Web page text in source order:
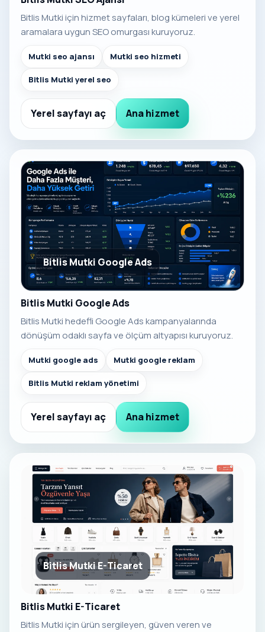
Bitlis Mutki için hizmet sayfaları, blog kümeleri ve yerel
aramalara uygun SEO omurgası kuruyoruz.
Mutki seo ajansı Mutki seo hizmeti
Bitlis Mutki yerel seo
Yerel sayfayı aç Ana hizmet
Bitlis Mutki Google Ads
Bitlis Mutki Google Ads
Bitlis Mutki hedefli Google Ads kampanyalarında
dönüşüm odaklı sayfa ve ölçüm altyapısı kuruyoruz.
Mutki google ads Mutki google reklam
Bitlis Mutki reklam yönetimi
Yerel sayfayı aç Ana hizmet
Bitlis Mutki E-Ticaret
Bitlis Mutki E-Ticaret
Bitlis Mutki için ürün sergileyen, güven veren ve